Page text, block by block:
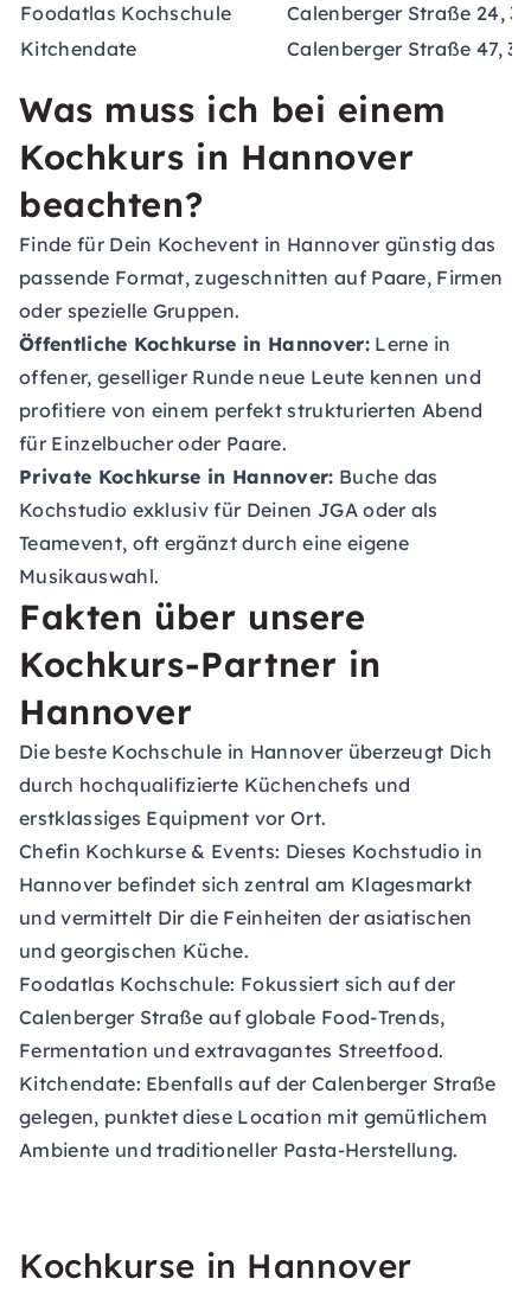
Foodatlas Kochschule
Calenberger Straße 24,
Kitchendate
Calenberger Straße 47,
Was muss ich bei einem
Kochkurs in Hannover
beachten?
Finde für Dein Kochevent in Hannover günstig das
passende Format, zugeschnitten auf Paare, Firmen
oder spezielle Gruppen.
Öffentliche Kochkurse in Hannover:Lerne in
offener, geselliger Runde neue Leute kennen und
profitiere von einem perfekt strukturierten Abend
für Einzelbucher oder Paare.
Private Kochkurse in Hannover: Buche das
Kochstudio exklusiv für Deinen JGA oder als
Teamevent, oft ergänzt durch eine eigene
Musikauswahl.
Fakten über unsere
Kochkurs-Partner in
Hannover
Die beste Kochschule in Hannover überzeugt Dich
durch hochqualifizierte Küchenchefs und
erstklassiges Equipment vor Ort.
Chefin Kochkurse & Events: Dieses Kochstudio in
Hannover befindet sich zentral am Klagesmarkt
und vermittelt Dir die Feinheiten der asiatischen
und georgischen Küche.
Foodatlas Kochschule: Fokussiert sich auf der
Calenberger Straße auf globale Food-Trends,
Fermentation und extravagantes Streetfood.
Kitchendate: Ebenfalls auf der Calenberger Straße
gelegen, punktet diese Location mit gemütlichem
Ambiente und traditioneller Pasta-Herstellung.
Kochkurse in Hannover